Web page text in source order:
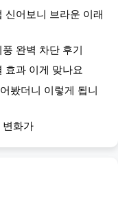
신어보니 브라운 이래
완벽 차단 후기
효과 이게 맞나요
봤더니 이렇게 됩니
변화가